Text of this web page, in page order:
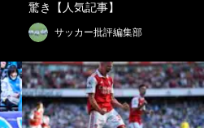
驚き【人気記事】
サッカー批評編集部